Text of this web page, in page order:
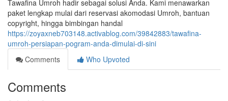
Tawafina Umroh hadir sebagai solusi Anda. Kami menawarkan
paket lengkap mulai dari reservasi akomodasi Umroh, bantuan
copyright, hingga bimbingan handal
https://zoyaxneb703148.activablog.com/39842883/tawafina-
umroh-persiapan-pogram-anda-dimulai-di-sini
Comments
Who Upvoted
Comments